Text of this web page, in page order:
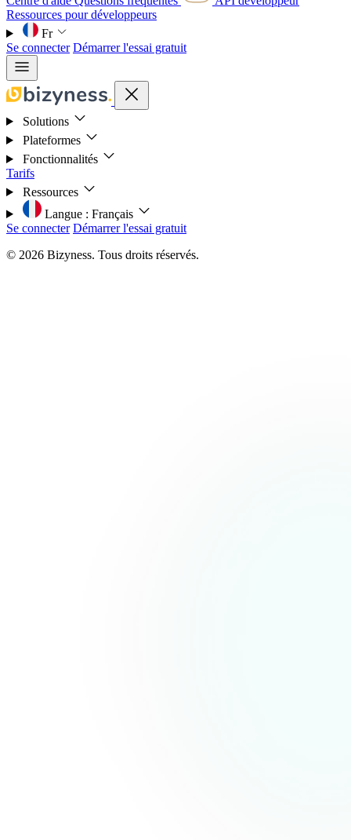
Ressources pour développeurs
Fr
Se connecter Démarrer l'essai gratuit
Solutions
Plateformes
Fonctionnalités
Tarifs
Ressources
Langue : Français
Se connecter Démarrer l'essai gratuit
© 2026 Bizyness. Tous droits réservés.